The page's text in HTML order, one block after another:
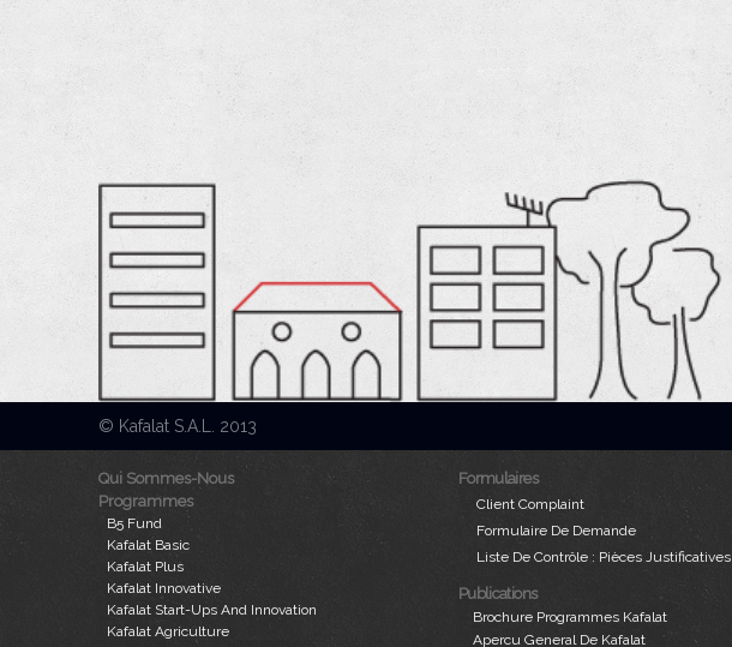
© Kafalat S.A.L. 2013
Qui Sommes-Nous
Programmes
B5 Fund
Kafalat Basic
Kafalat Plus
Kafalat Innovative
Kafalat Start-Ups And Innovation
Kafalat Agriculture
Formulaires
Client Complaint
Formulaire De Demande
Liste De Contrôle : Pièces Justificatives
Publications
Brochure Programmes Kafalat
Apercu General De Kafalat